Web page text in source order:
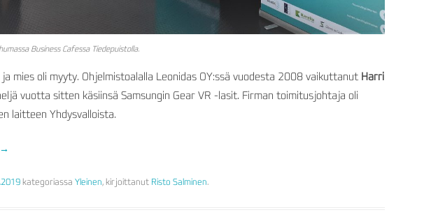
Business Cafessa Tiedepuistolla.
ja mies oli myyty. Ohjelmistoalalla Leonidas OY:ssä vuodesta 2008 vaikuttanut Harri
vuotta sitten käsiinsä Samsungin Gear VR -lasit. Firman toimitusjohtaja oli
laitteen Yhdysvalloista.
→
kategoriassa Yleinen, kirjoittanut Risto Salminen.